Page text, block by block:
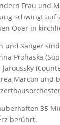
Frau und
schwingt auf
Oper in
und Sänger
Prohaska
Jaroussky
Marcon und
35
berührt.